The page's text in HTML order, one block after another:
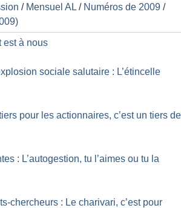
/ Mensuel AL / Numéros de 2009 /
est à nous
sociale salutaire : L’étincelle
pour les actionnaires, c’est un tiers de
: L’autogestion, tu l’aimes ou tu la
chercheurs : Le charivari, c’est pour